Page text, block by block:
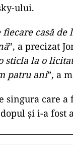
ului.
casă
”, a precizat
la o
patru ani”, a
singura care
și i-a fost